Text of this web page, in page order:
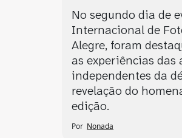
No segundo dia de
Internacional de
Alegre, foram
as experiências das
independentes da
revelação do
edição.
Por Nonada